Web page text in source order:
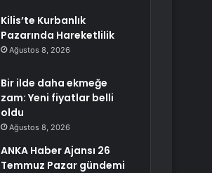
Kilis’te Kurbanlık
Pazarında Hareketlilik
Ağustos 8, 2026
Bir ilde daha ekmeğe
zam: Yeni fiyatlar belli
oldu
Ağustos 8, 2026
ANKA Haber Ajansı 26
Temmuz Pazar gündemi